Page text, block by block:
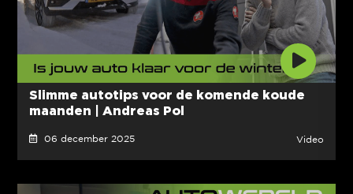
Slimme autotips voor de komende koude
maanden | Andreas Pol
06 december 2025 Video